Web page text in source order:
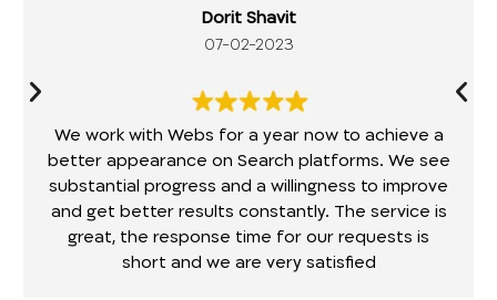
We work with Webs for a year now to achieve a
better appearance on Search platforms. We see
substantial progress and a willingness to improve
and get better results constantly. The service is
great, the response time for our requests is
short and we are very satisfied
Dorit Shavit
07-02-2023